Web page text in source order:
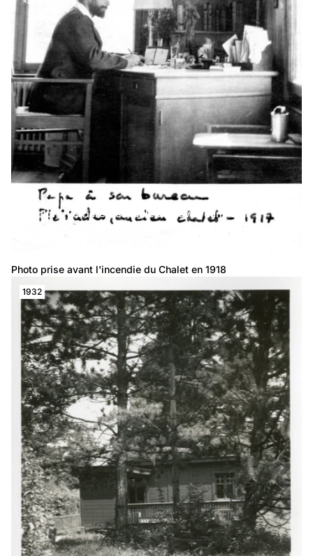
Adolphe Ferrière à sa table de travail dans son
chalet des Pleïades
Photo prise avant l'incendie du Chalet en 1918
1932